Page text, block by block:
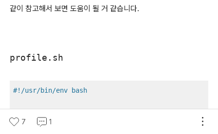
같이 참고해서 보면 도움이 될 거 같습니다.
profile.sh
#!/usr/bin/env bash
function
7 1